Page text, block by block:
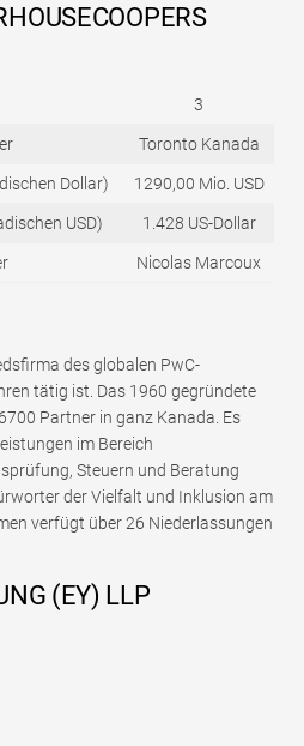
3
Toronto Kanada
Dollar) 1290,00 Mio. USD
USD) 1.428 US-Dollar
Nicolas Marcoux
des globalen PwC-
tätig ist. Das 1960 gegründete
Partner in ganz Kanada. Es
im Bereich
Steuern und Beratung
der Vielfalt und Inklusion am
verfügt über 26 Niederlassungen
(EY) LLP